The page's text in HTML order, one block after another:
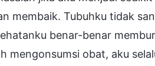
membaik. Tubuhku tidak
benar-benar
mengonsumsi obat, aku